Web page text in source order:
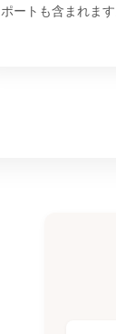
ポートも含まれます